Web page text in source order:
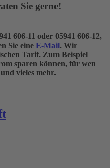
Sie gerne!
606-11 oder 05941 606-12,
Sie eine E-Mail. Wir
Tarif. Zum Beispiel
sparen können, für wen
vieles mehr.